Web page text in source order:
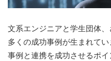
文系エンジニアと学生団体
多くの成功事例が生まれて
事例と連携を成功させるポイ